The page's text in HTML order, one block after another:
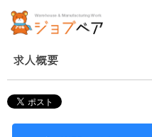
求人概要